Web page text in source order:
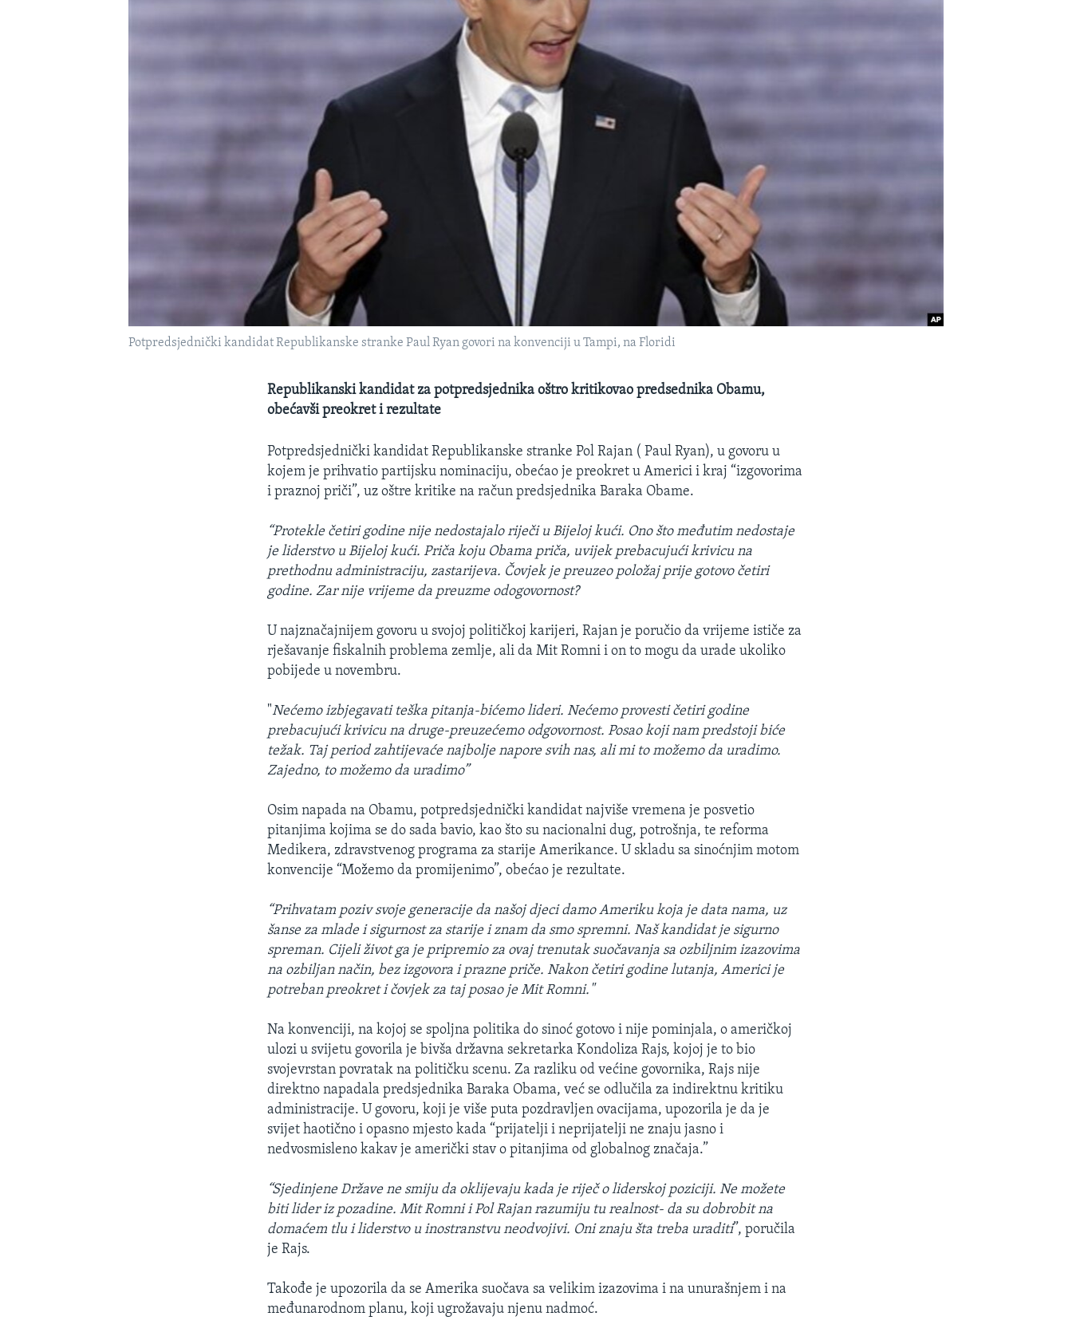
Potpredsjednički kandidat Republikanske stranke Paul Ryan govori na konvenciji u Tampi, na Floridi
Republikanski kandidat za potpredsjednika oštro kritikovao predsednika Obamu,
obećavši preokret i rezultate
Potpredsjednički kandidat Republikanske stranke Pol Rajan ( Paul Ryan), u govoru u
kojem je prihvatio partijsku nominaciju, obećao je preokret u Americi i kraj “izgovorima
i praznoj priči”, uz oštre kritike na račun predsjednika Baraka Obame.
“Protekle četiri godine nije nedostajalo riječi u Bijeloj kući. Ono što međutim nedostaje
je liderstvo u Bijeloj kući. Priča koju Obama priča, uvijek prebacujući krivicu na
prethodnu administraciju, zastarijeva. Čovjek je preuzeo položaj prije gotovo četiri
godine. Zar nije vrijeme da preuzme odogovornost?
U najznačajnijem govoru u svojoj političkoj karijeri, Rajan je poručio da vrijeme ističe za
rješavanje fiskalnih problema zemlje, ali da Mit Romni i on to mogu da urade ukoliko
pobijede u novembru.
"Nećemo izbjegavati teška pitanja-bićemo lideri. Nećemo provesti četiri godine
prebacujući krivicu na druge-preuzećemo odgovornost. Posao koji nam predstoji biće
težak. Taj period zahtijevaće najbolje napore svih nas, ali mi to možemo da uradimo.
Zajedno, to možemo da uradimo”
Osim napada na Obamu, potpredsjednički kandidat najviše vremena je posvetio
pitanjima kojima se do sada bavio, kao što su nacionalni dug, potrošnja, te reforma
Medikera, zdravstvenog programa za starije Amerikance. U skladu sa sinoćnjim motom
konvencije “Možemo da promijenimo”, obećao je rezultate.
“Prihvatam poziv svoje generacije da našoj djeci damo Ameriku koja je data nama, uz
šanse za mlade i sigurnost za starije i znam da smo spremni. Naš kandidat je sigurno
spreman. Cijeli život ga je pripremio za ovaj trenutak suočavanja sa ozbiljnim izazovima
na ozbiljan način, bez izgovora i prazne priče. Nakon četiri godine lutanja, Americi je
potreban preokret i čovjek za taj posao je Mit Romni."
Na konvenciji, na kojoj se spoljna politika do sinoć gotovo i nije pominjala, o američkoj
ulozi u svijetu govorila je bivša državna sekretarka Kondoliza Rajs, kojoj je to bio
svojevrstan povratak na političku scenu. Za razliku od većine govornika, Rajs nije
direktno napadala predsjednika Baraka Obama, već se odlučila za indirektnu kritiku
administracije. U govoru, koji je više puta pozdravljen ovacijama, upozorila je da je
svijet haotično i opasno mjesto kada “prijatelji i neprijatelji ne znaju jasno i
nedvosmisleno kakav je američki stav o pitanjima od globalnog značaja.”
“Sjedinjene Države ne smiju da oklijevaju kada je riječ o liderskoj poziciji. Ne možete
biti lider iz pozadine. Mit Romni i Pol Rajan razumiju tu realnost- da su dobrobit na
domaćem tlu i liderstvo u inostranstvu neodvojivi. Oni znaju šta treba uraditi”, poručila
je Rajs.
Takođe je upozorila da se Amerika suočava sa velikim izazovima i na unurašnjem i na
međunarodnom planu, koji ugrožavaju njenu nadmoć.